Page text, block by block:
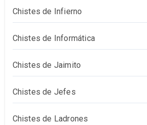
Chistes de Infierno
Chistes de Informática
Chistes de Jaimito
Chistes de Jefes
Chistes de Ladrones